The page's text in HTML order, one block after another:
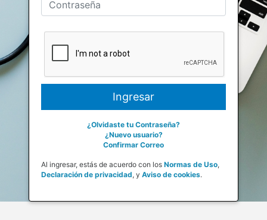
¿Olvidaste tu Contraseña?
¿Nuevo usuario?
Confirmar Correo
Al ingresar, estás de acuerdo con los Normas de Uso,
Declaración de privacidad, y Aviso de cookies.